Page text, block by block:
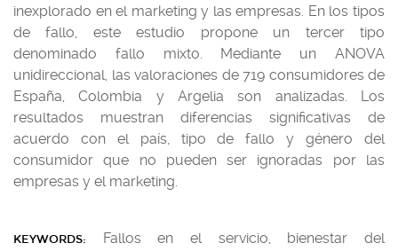
inexplorado en el marketing y las empresas. En los tipos
de fallo, este estudio propone un tercer tipo
denominado fallo mixto. Mediante un ANOVA
unidireccional, las valoraciones de 719 consumidores de
España, Colombia y Argelia son analizadas. Los
resultados muestran diferencias significativas de
acuerdo con el país, tipo de fallo y género del
consumidor que no pueden ser ignoradas por las
empresas y el marketing.
KEYWORDS:
Fallos en el servicio, bienestar del